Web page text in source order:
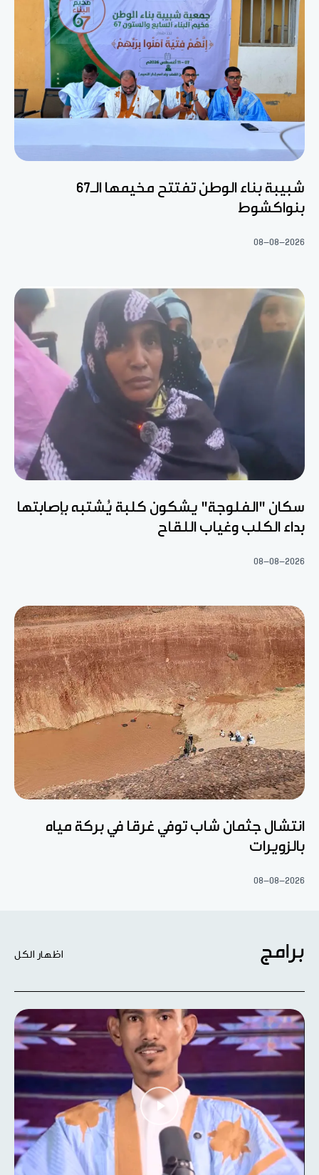
شبيبة بناء الوطن تفتتح مخيمها الـ67
بنواكشوط
08-08-2026
سكان "الفلوجة" يشكون كلبة يُشتبه بإصابتها
بداء الكلب وغياب اللقاح
08-08-2026
انتشال جثمان شاب توفي غرقا في بركة مياه
بالزويرات
08-08-2026
برامج اظهار الكل